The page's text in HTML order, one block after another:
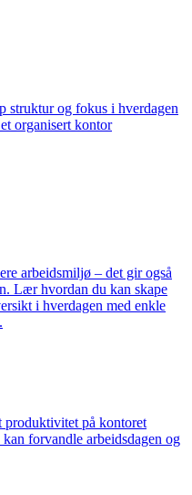
struktur og fokus i hverdagen
organisert kontor
arbeidsmiljø – det gir også
Lær hvordan du kan skape
i hverdagen med enkle
på kontoret
forvandle arbeidsdagen og